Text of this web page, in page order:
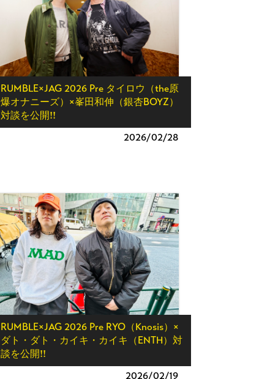
RUMBLE×JAG 2026 Pre タイロウ（the原
爆オナニーズ）×峯田和伸（銀杏BOYZ）
対談を公開!!
2026/02/28
RUMBLE×JAG 2026 Pre RYO（Knosis）×
ダト・ダト・カイキ・カイキ（ENTH）対
談を公開!!
2026/02/19